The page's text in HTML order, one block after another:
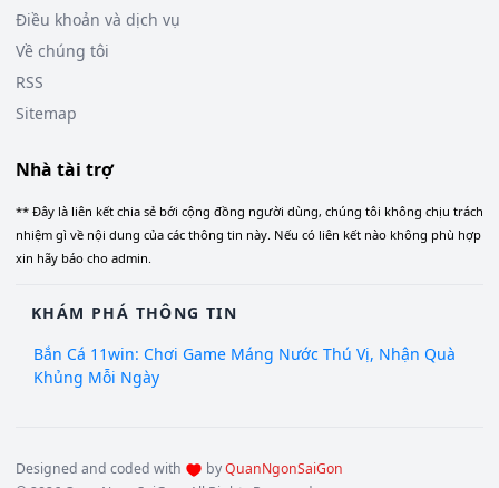
Điều khoản và dịch vụ
Về chúng tôi
RSS
Sitemap
Nhà tài trợ
** Đây là liên kết chia sẻ bới cộng đồng người dùng, chúng tôi không chịu trách
nhiệm gì về nội dung của các thông tin này. Nếu có liên kết nào không phù hợp
xin hãy báo cho admin.
KHÁM PHÁ THÔNG TIN
Bắn Cá 11win: Chơi Game Máng Nước Thú Vị, Nhận Quà
Khủng Mỗi Ngày
Designed and coded with byQuanNgonSaiGon